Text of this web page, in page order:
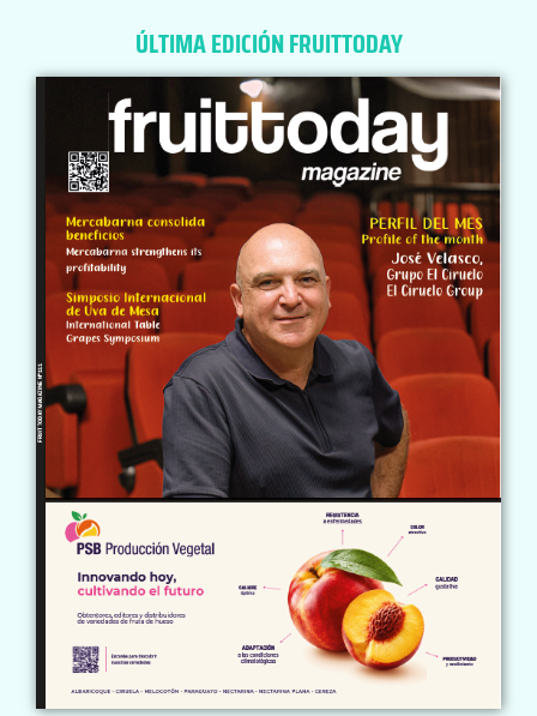
ÚLTIMA EDICIÓN FRUITTODAY